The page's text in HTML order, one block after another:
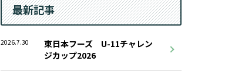
最新記事
2026.7.30
東日本フーズ U-11チャレン
ジカップ2026